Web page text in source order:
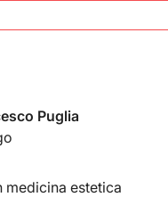
Puglia
medicina estetica